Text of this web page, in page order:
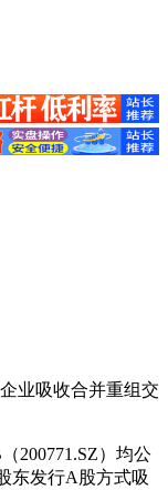
业吸收合并重组交
200771.SZ）均公
东发行A股方式吸